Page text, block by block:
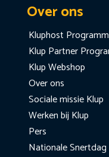
Over ons
Kluphost
Klup Partner
Klup Webshop
Over ons
Sociale missie Klup
Werken bij Klup
Pers
Nationale Snertdag